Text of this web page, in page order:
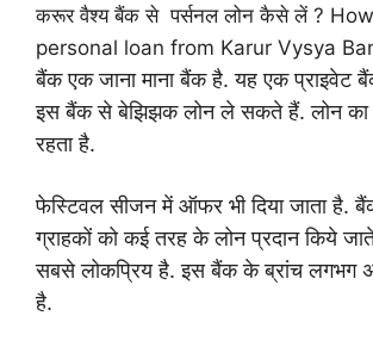
करूर वैश्य बैंक से पर्सनल लोन कैसे लें ?
personal loan from Karur Vysya
बैंक एक जाना माना बैंक है. यह एक प्राइवेट
इस बैंक से बेझिझक लोन ले सकते हैं. लोन का
रहता है.
फेस्टिवल सीजन में ऑफर भी दिया जाता है.
ग्राहकों को कई तरह के लोन प्रदान किये
सबसे लोकप्रिय है. इस बैंक के ब्रांच लगभग
है.